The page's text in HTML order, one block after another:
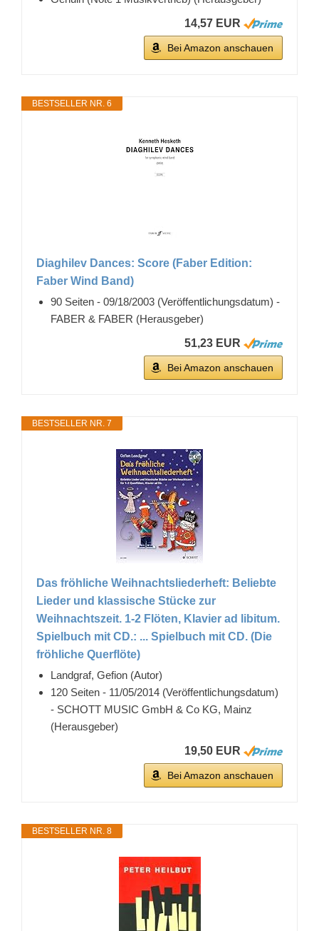
14,57 EUR
Bei Amazon anschauen
BESTSELLER NR. 6
Diaghilev Dances: Score (Faber Edition:
Faber Wind Band)
90 Seiten - 09/18/2003 (Veröffentlichungsdatum) -
FABER & FABER (Herausgeber)
51,23 EUR
Bei Amazon anschauen
BESTSELLER NR. 7
Das fröhliche Weihnachtsliederheft: Beliebte
Lieder und klassische Stücke zur
Weihnachtszeit. 1-2 Flöten, Klavier ad libitum.
Spielbuch mit CD.: ... Spielbuch mit CD. (Die
fröhliche Querflöte)
Landgraf, Gefion (Autor)
120 Seiten - 11/05/2014 (Veröffentlichungsdatum)
- SCHOTT MUSIC GmbH & Co KG, Mainz
(Herausgeber)
19,50 EUR
Bei Amazon anschauen
BESTSELLER NR. 8